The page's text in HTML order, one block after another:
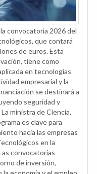
convocatoria 2026 del
que contará
de euros. Esta
tiene como
en tecnologías
empresarial y la
se destinará a
seguridad y
ministra de Ciencia,
es clave para
hacia las empresas
en la
convocatorias
de inversión,